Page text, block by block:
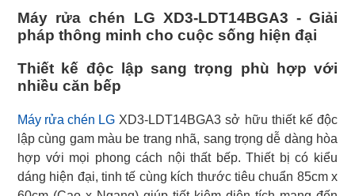
Máy rửa chén LG XD3-LDT14BGA3 - Giải
pháp thông minh cho cuộc sống hiện đại
Thiết kế độc lập sang trọng phù hợp với
nhiều căn bếp
Máy rửa chén LG XD3-LDT14BGA3 sở hữu thiết kế độc
lập cùng gam màu be trang nhã, sang trọng dễ dàng hòa
hợp với mọi phong cách nội thất bếp. Thiết bị có kiểu
dáng hiện đại, tinh tế cùng kích thước tiêu chuẩn 85cm x